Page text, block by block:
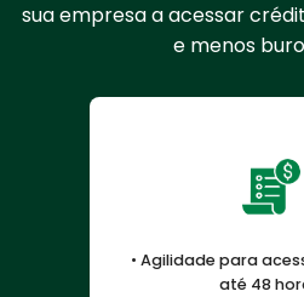
sua empresa a acessar
e menos
• Agilidade para
até 48